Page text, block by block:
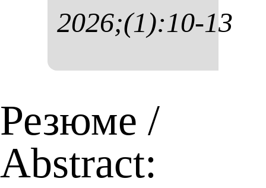
2026;(1):10-13
Резюме /
Abstract: